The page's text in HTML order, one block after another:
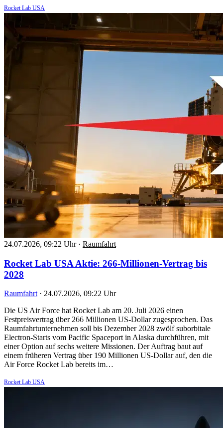
Rocket Lab USA
24.07.2026, 09:22 Uhr · Raumfahrt
Rocket Lab USA Aktie: 266-Millionen-Vertrag bis
2028
Raumfahrt · 24.07.2026, 09:22 Uhr
Die US Air Force hat Rocket Lab am 20. Juli 2026 einen
Festpreisvertrag über 266 Millionen US-Dollar zugesprochen. Das
Raumfahrtunternehmen soll bis Dezember 2028 zwölf suborbitale
Electron-Starts vom Pacific Spaceport in Alaska durchführen, mit
einer Option auf sechs weitere Missionen. Der Auftrag baut auf
einem früheren Vertrag über 190 Millionen US-Dollar auf, den die
Air Force Rocket Lab bereits im…
Rocket Lab USA